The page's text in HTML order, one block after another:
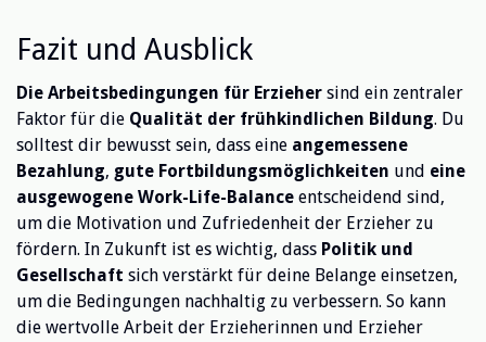
Fazit und Ausblick
Die Arbeitsbedingungen für Erzieher sind ein zentraler
Faktor für die Qualität der frühkindlichen Bildung. Du
solltest dir bewusst sein, dass eine angemessene
Bezahlung, gute Fortbildungsmöglichkeiten und eine
ausgewogene Work-Life-Balance entscheidend sind,
um die Motivation und Zufriedenheit der Erzieher zu
fördern. In Zukunft ist es wichtig, dass Politik und
Gesellschaft sich verstärkt für deine Belange einsetzen,
um die Bedingungen nachhaltig zu verbessern. So kann
die wertvolle Arbeit der Erzieherinnen und Erzieher